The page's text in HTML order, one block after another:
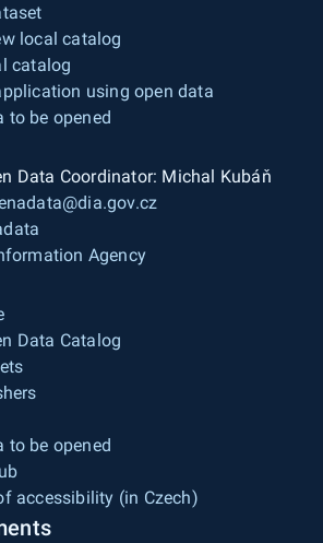
local catalog
catalog
using open data
to be opened
Data Coordinator: Michal Kubáň
Agency
Data Catalog
to be opened
accessibility (in Czech)